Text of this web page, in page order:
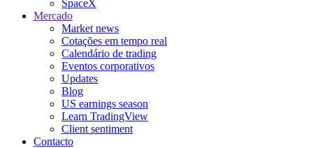
SpaceX
Mercado
Market news
Cotações em tempo real
Calendário de trading
Eventos corporativos
Updates
Blog
US earnings season
Learn TradingView
Client sentiment
Contacto